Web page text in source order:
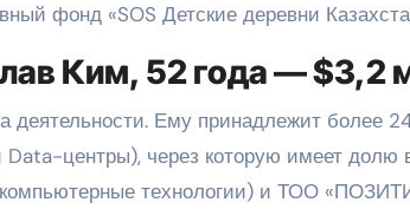
фонд «SOS Детские деревни
Ким, 52 года — $3,2
деятельности. Ему принадлежит более
Data-центры), через которую имеет
технологии) и ТОО